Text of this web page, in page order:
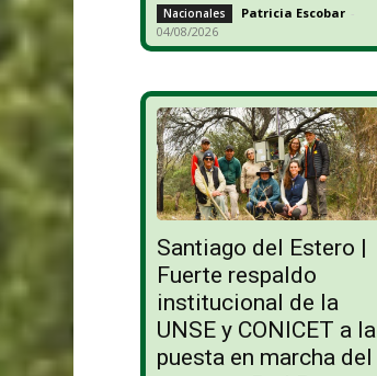
Nacionales Patricia Escobar -
04/08/2026
Santiago del Estero |
Fuerte respaldo
institucional de la
UNSE y CONICET a la
puesta en marcha del